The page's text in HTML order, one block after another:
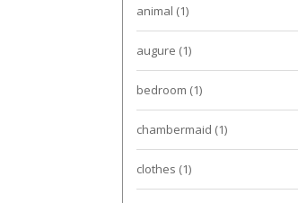
animal (1)
augure (1)
bedroom (1)
chambermaid (1)
clothes (1)